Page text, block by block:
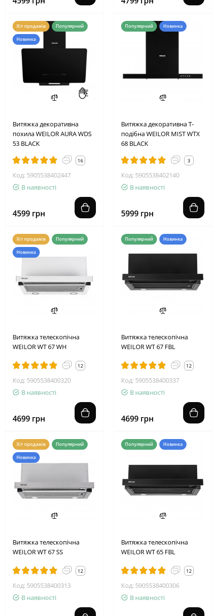
Хіт продажів Популярний
Новинка
Витяжка декоративна
похила WEILOR AURA WDS
53 BLACK
16
Код: 5905538402447
В наявності
4599 грн
Популярний Новинка
Витяжка декоративна Т-
подібна WEILOR MIST WTX
68 BLACK
3
Код: 5905538402140
В наявності
5999 грн
Хіт продажів Популярний
Новинка
Витяжка телескопічна
WEILOR WT 67 WH
12
Код: 5905538400320
В наявності
4699 грн
Популярний Новинка
Витяжка телескопічна
WEILOR WT 67 FBL
12
Код: 5905538400337
В наявності
4699 грн
Хіт продажів Популярний
Новинка
Витяжка телескопічна
WEILOR WT 67 SS
12
Код: 5905538400313
В наявності
Популярний Новинка
Витяжка телескопічна
WEILOR WT 65 FBL
12
Код: 5905538400306
В наявності